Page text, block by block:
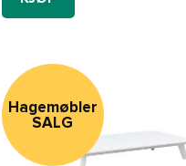
Hagemøbler
SALG